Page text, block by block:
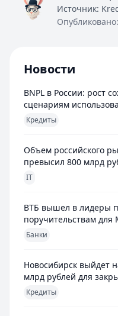
Источник:
Опубликовано:
Новости
BNPL в России: рост
сценариям
Кредиты
Объем российского
превысил 800 млрд
IT
ВТБ вышел в лидеры
поручительствам
Банки
Новосибирск выйдет
млрд рублей для
Кредиты